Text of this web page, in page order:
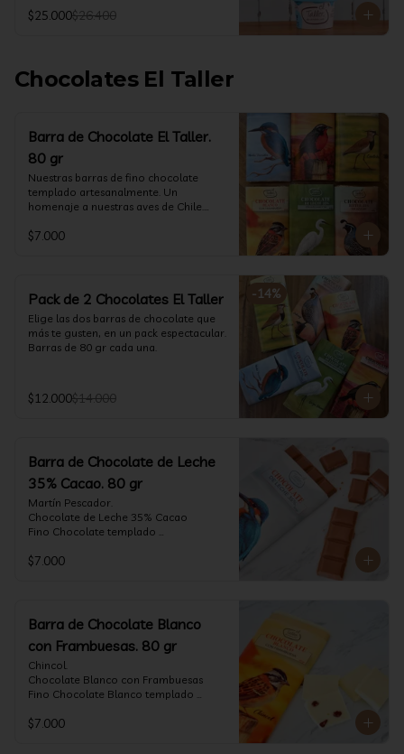
Info Nutricional
$25.000$26.400
Chocolates El Taller
Barra de Chocolate El Taller.
80 gr
Nuestras barras de fino chocolate
templado artesanalmente. Un
homenaje a nuestras aves de Chile.
$7.000
-14%
Pack de 2 Chocolates El Taller
Elige las dos barras de chocolate que
más te gusten, en un pack espectacular.
Barras de 80 gr cada una.
$12.000$14.000
Barra de Chocolate de Leche
35% Cacao. 80 gr
Martín Pescador.
Chocolate de Leche 35% Cacao
Fino Chocolate templado
leche, notas de caramelo, especias y
$7.000
Barra de Chocolate Blanco
con Frambuesas. 80 gr
Chincol.
Chocolate Blanco con Frambuesas
Fino Chocolate Blanco templado
frambuesas deshidratadas, con un perfil
$7.000